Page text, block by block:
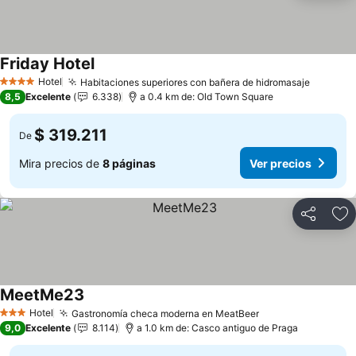
4 EstrellasHotel Habitaciones superiores con bañera de hidromasaje
Friday Hotel
8,5 Excelente 6.338 a 0.4 km de: Old Town Square
De $ 319.211
Mira precios de 8 páginas Ver precios
Compartir
3 Estrellas
Hotel Gastronomía checa moderna en MeatBeer
MeetMe23
9,0 Excelente 8.114 a 1.0 km de: Casco antiguo de Praga